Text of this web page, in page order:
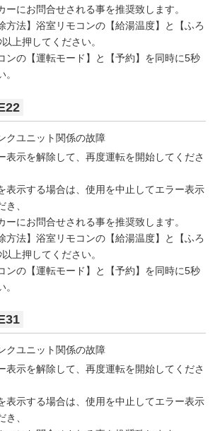
ーにお問合せされる事を推奨致します。
方法】浴室リモコンの【給湯温度】と【ふろ
上押してください。
ンの【運転モード】と【予約】を同時に5秒
クユニット関係の故障
表示を解除して、再度運転を開始してくださ
表示する場合は、使用を中止してエラー表示
、
ーにお問合せされる事を推奨致します。
方法】浴室リモコンの【給湯温度】と【ふろ
上押してください。
ンの【運転モード】と【予約】を同時に5秒
クユニット関係の故障
表示を解除して、再度運転を開始してくださ
表示する場合は、使用を中止してエラー表示
、